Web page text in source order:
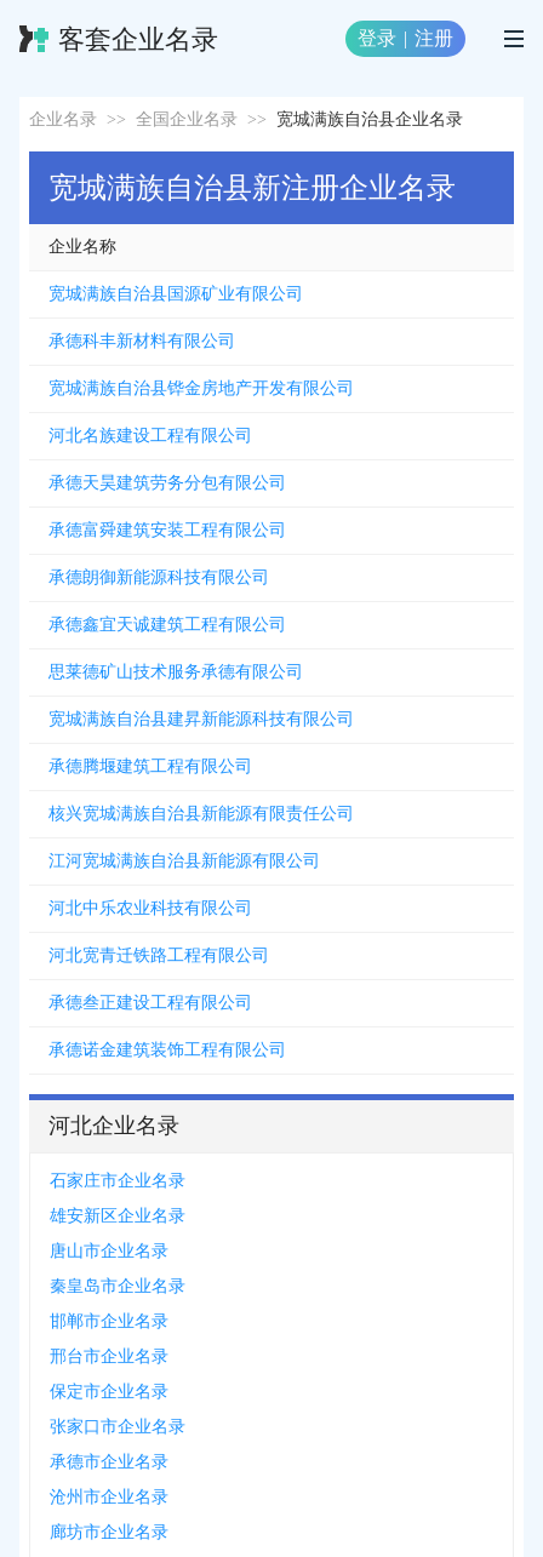
客套企业名录 登录 | 注册
企业名录 >> 全国企业名录 >> 宽城满族自治县企业名录
宽城满族自治县新注册企业名录
企业名称
宽城满族自治县国源矿业有限公司
承德科丰新材料有限公司
宽城满族自治县铧金房地产开发有限公司
河北名族建设工程有限公司
承德天昊建筑劳务分包有限公司
承德富舜建筑安装工程有限公司
承德朗御新能源科技有限公司
承德鑫宜天诚建筑工程有限公司
思莱德矿山技术服务承德有限公司
宽城满族自治县建昇新能源科技有限公司
承德腾堰建筑工程有限公司
核兴宽城满族自治县新能源有限责任公司
江河宽城满族自治县新能源有限公司
河北中乐农业科技有限公司
河北宽青迁铁路工程有限公司
承德叁正建设工程有限公司
承德诺金建筑装饰工程有限公司
河北企业名录
石家庄市企业名录
雄安新区企业名录
唐山市企业名录
秦皇岛市企业名录
邯郸市企业名录
邢台市企业名录
保定市企业名录
张家口市企业名录
承德市企业名录
沧州市企业名录
廊坊市企业名录